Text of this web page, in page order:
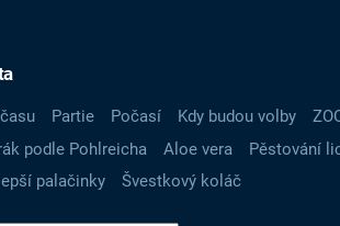
Partie Počasí Kdy budou volby
podle Pohlreicha Aloe vera
Pěstování
palačinky Švestkový koláč